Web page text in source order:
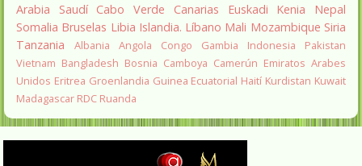
Arabia Saudí Cabo Verde Canarias Euskadi Kenia
Nepal
Somalia Bruselas Libia Islandia. Líbano Mali Mozambique Siria
Tanzania
Albania Angola Congo Gambia Indonesia
Pakistan
Vietnam Bangladesh Bosnia Camboya Camerún Emiratos Arabes
Unidos Eritrea Groenlandia Guinea Ecuatorial Haití Kurdistan Kuwait
Madagascar RDC Ruanda